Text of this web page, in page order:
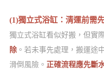
(1)獨立式浴缸：清運前需
獨立式浴缸看似好搬，但實
除。若未事先處理，搬運途
滑倒風險。 正確流程應先斷